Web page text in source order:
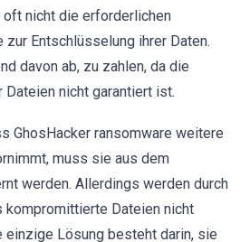
nicht die erforderlichen
Entschlüsselung ihrer Daten.
davon ab, zu zahlen, da die
nicht garantiert ist.
GhosHacker ransomware weitere
muss sie aus dem
werden. Allerdings werden durch
kompromittierte Dateien nicht
Lösung besteht darin, sie